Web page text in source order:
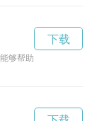
够帮助您在玩游戏时
下载